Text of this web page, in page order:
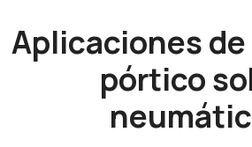
Aplicaciones
pórtico